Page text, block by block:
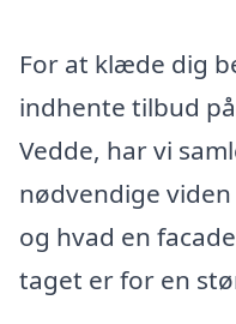
For at klæde dig
indhente tilbud
Vedde, har vi
nødvendige
og hvad en
taget er for en